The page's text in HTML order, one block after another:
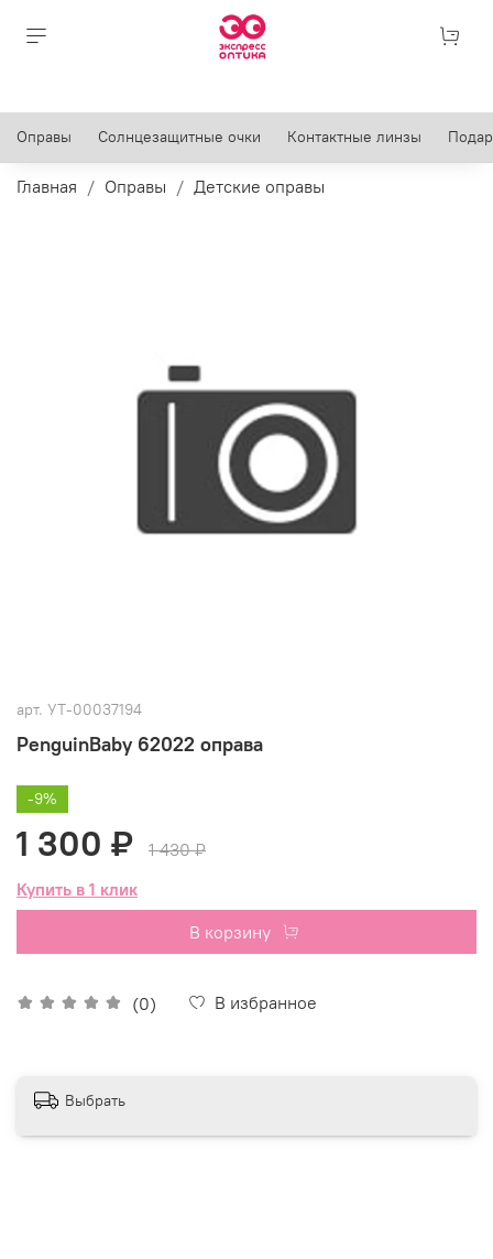
Оправы Солнцезащитные очки Контактные линзы
Главная Оправы Детские оправы
арт. УТ-00037194
PenguinBaby 62022 оправа
(0) В избранное
-9%
1 300 ₽
1 430 ₽
Купить в 1 клик
В корзину
Выбрать